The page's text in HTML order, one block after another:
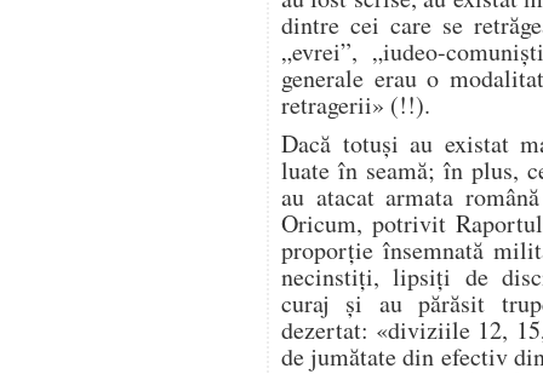
dintre cei care se
„evrei”, „iudeo-
generale erau o
retragerii» (!!).
Dacă totuși au existat
luate în seamă; în plus,
au atacat armata
Oricum, potrivit
proporție însemnată
necinstiți, lipsiți de
curaj și au părăsit
dezertat: «diviziile 12,
de jumătate din efectiv